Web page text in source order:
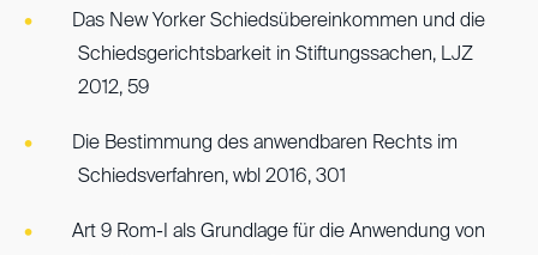
Das New Yorker Schiedsübereinkommen und die
Schiedsgerichtsbarkeit in Stiftungssachen, LJZ
2012, 59
Die Bestimmung des anwendbaren Rechts im
Schiedsverfahren, wbl 2016, 301
Art 9 Rom-I als Grundlage für die Anwendung von